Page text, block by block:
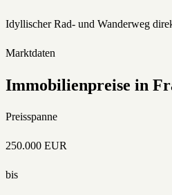
Idyllischer Rad- und Wanderweg
Marktdaten
Immobilienpreise in
Preisspanne
250.000 EUR
bis